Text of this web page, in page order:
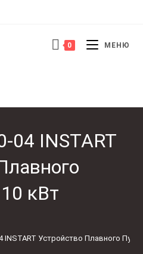
0 МЕНЮ
04 INSTART
кВт
INSTART Устройство Плавного